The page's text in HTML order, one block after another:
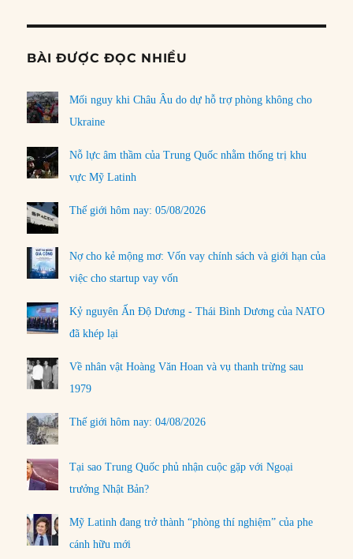
BÀI ĐƯỢC ĐỌC NHIỀU
Mối nguy khi Châu Âu do dự hỗ trợ phòng không cho
Ukraine
Nỗ lực âm thầm của Trung Quốc nhằm thống trị khu
vực Mỹ Latinh
Thế giới hôm nay: 05/08/2026
Nợ cho kẻ mộng mơ: Vốn vay chính sách và giới hạn của
việc cho startup vay vốn
Kỷ nguyên Ấn Độ Dương - Thái Bình Dương của NATO
đã khép lại
Về nhân vật Hoàng Văn Hoan và vụ thanh trừng sau
1979
Thế giới hôm nay: 04/08/2026
Tại sao Trung Quốc phủ nhận cuộc gặp với Ngoại
trưởng Nhật Bản?
Mỹ Latinh đang trở thành “phòng thí nghiệm” của phe
cánh hữu mới